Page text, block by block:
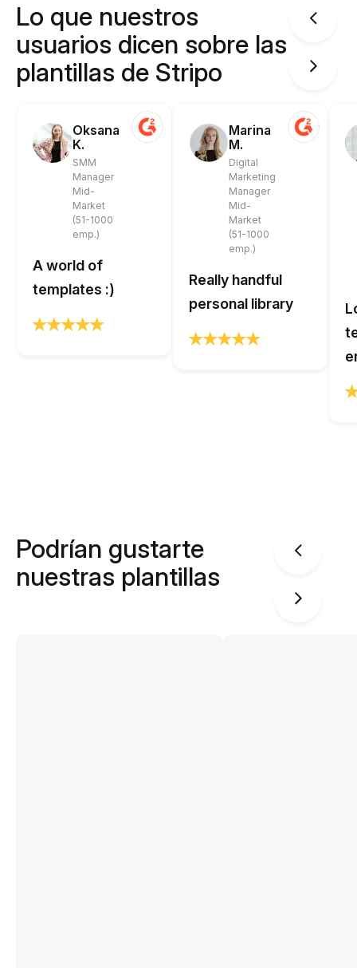
Lo que nuestros
usuarios dicen sobre las
plantillas de Stripo
Oksana
K.
SMM
Manager
Mid-
Market
(51-1000
emp.)
A world of
templates :)
Marina
M.
Digital
Marketing
Manager
Mid-
Market
(51-1000
emp.)
Really handful
personal library
Podrían gustarte
nuestras plantillas